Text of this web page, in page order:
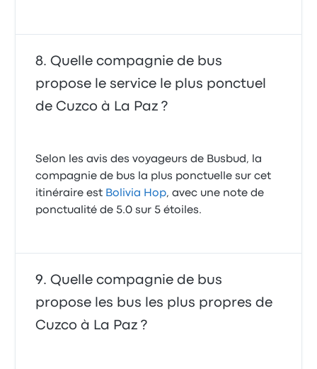
Quelle compagnie de bus
propose le service le plus ponctuel
de Cuzco à La Paz ?
Selon les avis des voyageurs de Busbud, la
compagnie de bus la plus ponctuelle sur cet
itinéraire est Bolivia Hop, avec une note de
ponctualité de 5.0 sur 5 étoiles.
Quelle compagnie de bus
propose les bus les plus propres de
Cuzco à La Paz ?